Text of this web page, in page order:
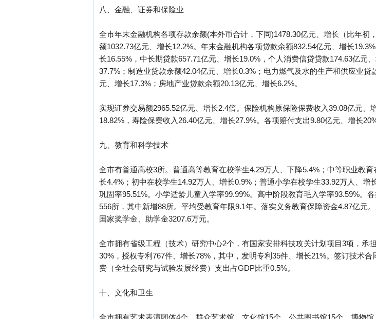
八、金融、证券和保险业
全市年末金融机构各项存款余额(本外币合计，下同)1478.30亿元、增长（比年初
额1032.73亿元、增长12.2%。年末金融机构各项贷款余额832.54亿元、增长
长16.55%，中长期贷款657.71亿元、增长19.0%，个人消费信贷贷款174.63亿元
37.7%；制造业贷款余额42.04亿元、增长0.3%；电力燃气及水的生产和供应业
元、增长17.3%；房地产业贷款余额20.13亿元、增长6.2%。
实现证券交易额2965.52亿元、增长2.4倍。保险机构原保险保费收入39.08亿元
18.82%，寿险保费收入26.40亿元、增长27.9%。各项赔付支出9.80亿元、增长20%
九、教育和科学技术
全市有普通高校3所。普通高等教育在校学生4.29万人、下降5.4%；中等职业教
长4.4%；初中在校学生14.92万人、增长0.9%；普通小学在校学生33.92万人、
巩固率95.51%。小学适龄儿童入学率99.99%。高中阶段教育毛入学率93.59%。
556所，其中新增88所。平均受教育年限9.1年。落实义务教育保障资金4.87亿元
国家奖学金、助学金3207.6万元。
全市拥有省级工程（技术）研究中心2个，有国家安排科技攻关计划项目3项，承
30%，授权专利767件、增长78%，其中，发明专利35件、增长21%。签订技术
费（全社会研究与试验发展经费）支出占GDP比重0.5%。
十、文化和卫生
全市拥有艺术表演团体4个，群众艺术馆、文化馆15个，公共图书馆15个，博物